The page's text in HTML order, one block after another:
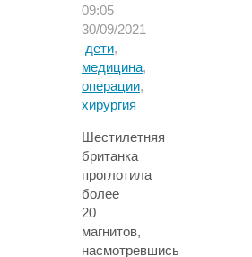
09:05
30/09/2021
дети,
медицина,
операции,
хирургия
Шестилетняя
британка
проглотила
более
20
магнитов,
насмотревшись